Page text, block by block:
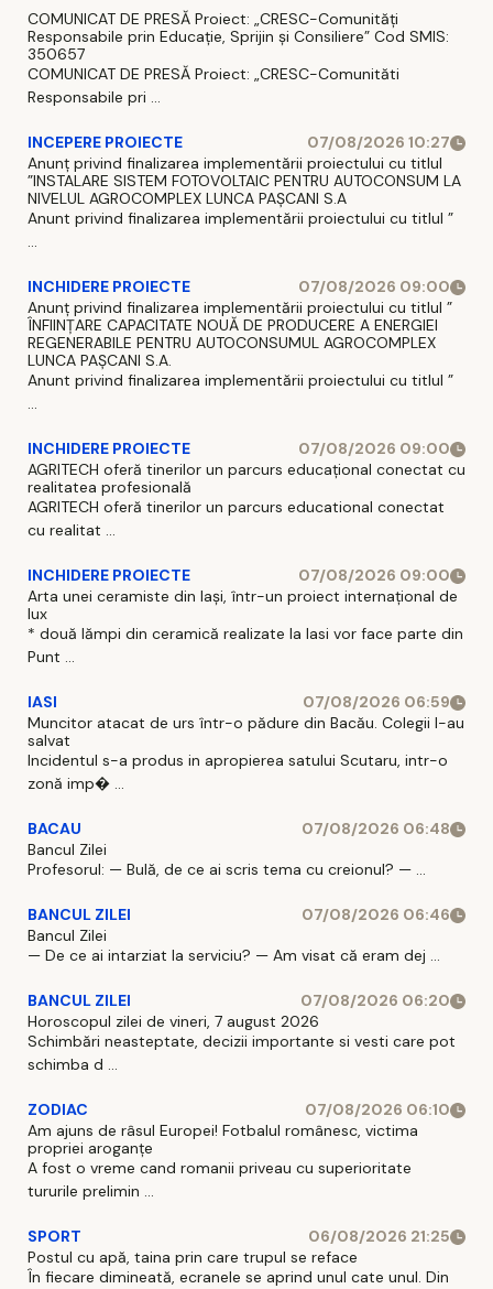
COMUNICAT DE PRESĂ Proiect: „CRESC-Comunități
Responsabile prin Educație, Sprijin și Consiliere” Cod SMIS:
350657
COMUNICAT DE PRESĂ Proiect: „CRESC-Comunităti
Responsabile pri ...
INCEPERE PROIECTE
07/08/2026 10:27
Anunț privind finalizarea implementării proiectului cu titlul
”INSTALARE SISTEM FOTOVOLTAIC PENTRU AUTOCONSUM LA
NIVELUL AGROCOMPLEX LUNCA PAȘCANI S.A
Anunt privind finalizarea implementării proiectului cu titlul ”
...
INCHIDERE PROIECTE
07/08/2026 09:00
Anunț privind finalizarea implementării proiectului cu titlul ”
ÎNFIINȚARE CAPACITATE NOUĂ DE PRODUCERE A ENERGIEI
REGENERABILE PENTRU AUTOCONSUMUL AGROCOMPLEX
LUNCA PAȘCANI S.A.
Anunt privind finalizarea implementării proiectului cu titlul ”
...
INCHIDERE PROIECTE
07/08/2026 09:00
AGRITECH oferă tinerilor un parcurs educațional conectat cu
realitatea profesională
AGRITECH oferă tinerilor un parcurs educational conectat
cu realitat ...
INCHIDERE PROIECTE
07/08/2026 09:00
Arta unei ceramiste din Iași, într-un proiect internațional de
lux
* două lămpi din ceramică realizate la Iasi vor face parte din
Punt ...
IASI
07/08/2026 06:59
Muncitor atacat de urs într-o pădure din Bacău. Colegii l-au
salvat
Incidentul s-a produs in apropierea satului Scutaru, intr-o
zonă imp� ...
BACAU
07/08/2026 06:48
Bancul Zilei
Profesorul: — Bulă, de ce ai scris tema cu creionul? — ...
BANCUL ZILEI
07/08/2026 06:46
Bancul Zilei
— De ce ai intarziat la serviciu? — Am visat că eram dej ...
BANCUL ZILEI
07/08/2026 06:20
Horoscopul zilei de vineri, 7 august 2026
Schimbări neasteptate, decizii importante si vesti care pot
schimba d ...
ZODIAC
07/08/2026 06:10
Am ajuns de râsul Europei! Fotbalul românesc, victima
propriei aroganțe
A fost o vreme cand romanii priveau cu superioritate
tururile prelimin ...
SPORT
06/08/2026 21:25
Postul cu apă, taina prin care trupul se reface
În fiecare dimineată, ecranele se aprind unul cate unul. Din